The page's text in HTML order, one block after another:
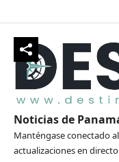
Noticias de
Manténgase conectado
actualizaciones en